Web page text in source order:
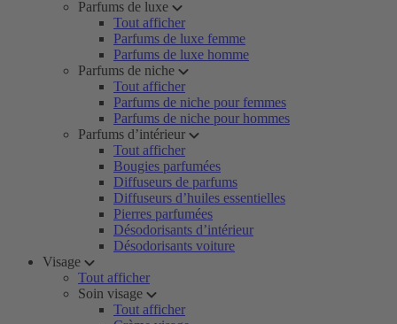
Parfums de luxe
Tout afficher
Parfums de luxe femme
Parfums de luxe homme
Parfums de niche
Tout afficher
Parfums de niche pour femmes
Parfums de niche pour hommes
Parfums d’intérieur
Tout afficher
Bougies parfumées
Diffuseurs de parfums
Diffuseurs d’huiles essentielles
Pierres parfumées
Désodorisants d’intérieur
Désodorisants voiture
Visage
Tout afficher
Soin visage
Tout afficher